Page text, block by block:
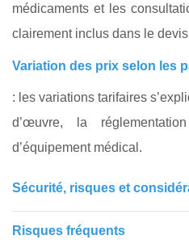
médicaments et les
clairement inclus dans le
Variation des prix selon les
: les variations tarifaires
d’œuvre, la
d’équipement médical.
Sécurité, risques et
Risques fréquents